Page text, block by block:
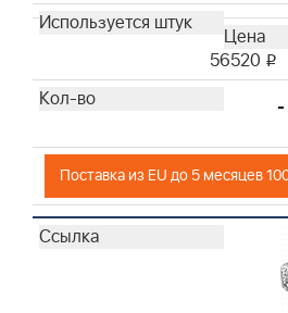
56520 i
-
Поставка из EU до 5 месяцев